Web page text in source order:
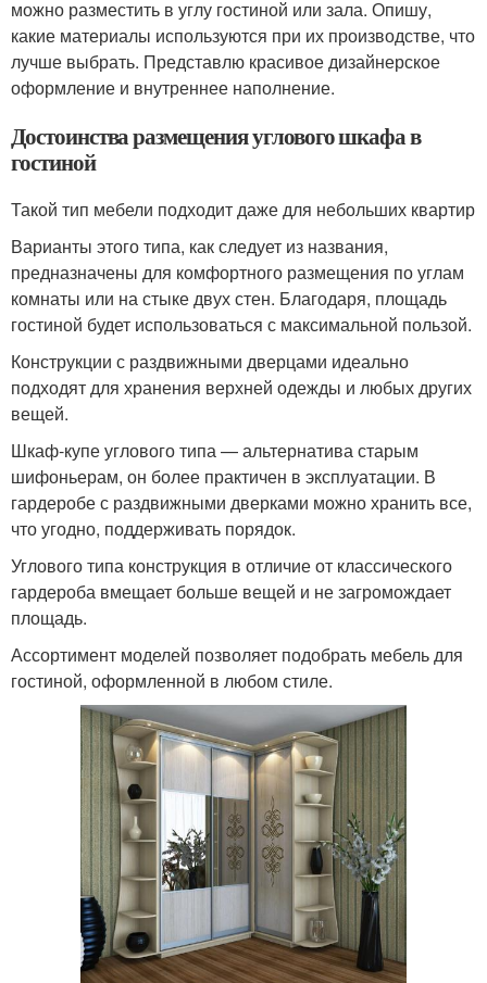
можно разместить в углу гостиной или зала. Опишу,
какие материалы используются при их производстве, что
лучше выбрать. Представлю красивое дизайнерское
оформление и внутреннее наполнение.
Достоинства размещения углового шкафа в
гостиной
Такой тип мебели подходит даже для небольших квартир
Варианты этого типа, как следует из названия,
предназначены для комфортного размещения по углам
комнаты или на стыке двух стен. Благодаря, площадь
гостиной будет использоваться с максимальной пользой.
Конструкции с раздвижными дверцами идеально
подходят для хранения верхней одежды и любых других
вещей.
Шкаф-купе углового типа — альтернатива старым
шифоньерам, он более практичен в эксплуатации. В
гардеробе с раздвижными дверками можно хранить все,
что угодно, поддерживать порядок.
Углового типа конструкция в отличие от классического
гардероба вмещает больше вещей и не загромождает
площадь.
Ассортимент моделей позволяет подобрать мебель для
гостиной, оформленной в любом стиле.